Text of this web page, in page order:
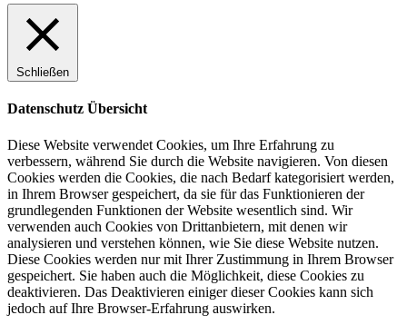
Schließen
Datenschutz Übersicht
Diese Website verwendet Cookies, um Ihre Erfahrung zu
verbessern, während Sie durch die Website navigieren. Von diesen
Cookies werden die Cookies, die nach Bedarf kategorisiert werden,
in Ihrem Browser gespeichert, da sie für das Funktionieren der
grundlegenden Funktionen der Website wesentlich sind. Wir
verwenden auch Cookies von Drittanbietern, mit denen wir
analysieren und verstehen können, wie Sie diese Website nutzen.
Diese Cookies werden nur mit Ihrer Zustimmung in Ihrem Browser
gespeichert. Sie haben auch die Möglichkeit, diese Cookies zu
deaktivieren. Das Deaktivieren einiger dieser Cookies kann sich
jedoch auf Ihre Browser-Erfahrung auswirken.